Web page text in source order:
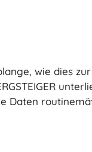
wie dies
Daten